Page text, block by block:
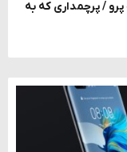
رتبه اول دگزومارک در دستان هواوی میت 40 پرو / پرچمداری که به